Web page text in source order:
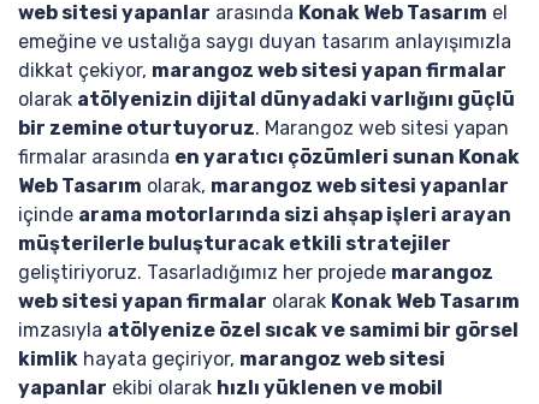
web sitesi yapanlar arasında Konak Web Tasarım el
emeğine ve ustalığa saygı duyan tasarım anlayışımızla
dikkat çekiyor, marangoz web sitesi yapan firmalar
olarak atölyenizin dijital dünyadaki varlığını güçlü
bir zemine oturtuyoruz. Marangoz web sitesi yapan
firmalar arasında en yaratıcı çözümleri sunan Konak
Web Tasarım olarak, marangoz web sitesi yapanlar
içinde arama motorlarında sizi ahşap işleri arayan
müşterilerle buluşturacak etkili stratejiler
geliştiriyoruz. Tasarladığımız her projede marangoz
web sitesi yapan firmalar olarak Konak Web Tasarım
imzasıyla atölyenize özel sıcak ve samimi bir görsel
kimlik hayata geçiriyor, marangoz web sitesi
yapanlar ekibi olarak hızlı yüklenen ve mobil